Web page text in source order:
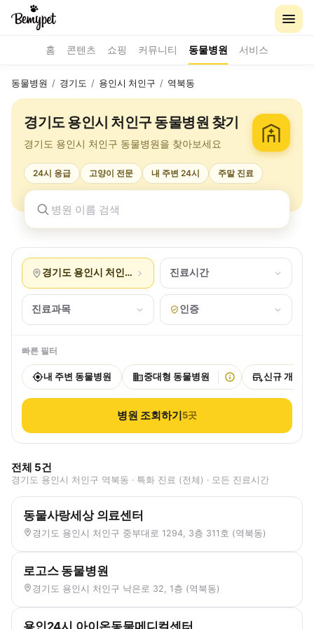
홈 콘텐츠 쇼핑 커뮤니티 동물병원 서비스
동물병원 / 경기도 / 용인시 처인구 / 역북동
경기도 용인시 처인구 동물병원 찾기
경기도 용인시 처인구 동물병원을 찾아보세요
24시 응급 고양이 전문 내 주변 24시 주말 진료
경기도 용인시 처인구 역북동 진료시간
진료과목 인증
빠른 필터
내 주변 동물병원 중대형 동물병원 신규 개원
병원 조회하기5곳
전체 5건
경기도 용인시 처인구 역북동 · 특화 진료 (전체) · 모든 진료시간
동물사랑세상 의료센터
경기도 용인시 처인구 중부대로 1294, 3층 311호 (역북동)
로고스 동물병원
경기도 용인시 처인구 낙은로 32, 1층 (역북동)
용인24시 아이온동물메디컬센터